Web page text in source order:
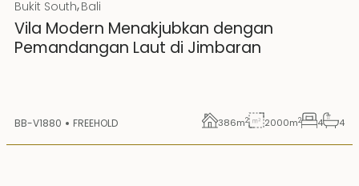
IDR
Hak Milik
Bukit South,Bali
Vila Modern Menakjubkan dengan
Pemandangan Laut di Jimbaran
BB-V1880 FREEHOLD 386m2 2000m2 4 4